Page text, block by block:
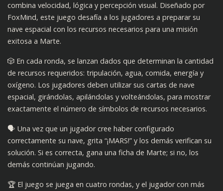
combina velocidad, lógica y percepción visual. Diseñado por
FoxMind, este juego desafía a los jugadores a preparar su
nave espacial con los recursos necesarios para una misión
exitosa a Marte.​
🎲 En cada ronda, se lanzan dados que determinan la cantidad
de recursos requeridos: tripulación, agua, comida, energía y
oxígeno. Los jugadores deben utilizar sus cartas de nave
espacial, girándolas, apilándolas y volteándolas, para mostrar
exactamente el número de símbolos de recursos necesarios.​
🗣️ Una vez que un jugador cree haber configurado
correctamente su nave, grita “¡MARS!” y los demás verifican su
solución. Si es correcta, gana una ficha de Marte; si no, los
demás continúan jugando.​
🏆 El juego se juega en cuatro rondas, y el jugador con más